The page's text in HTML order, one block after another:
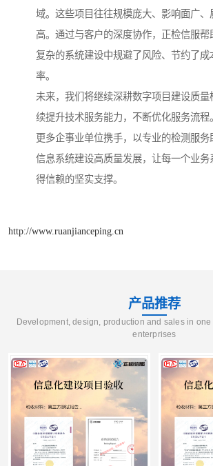
域。这些项目往往规模庞大、影响面广、
高。通过与客户的深度协作，正检信服帮
复杂的系统建设中规避了风险、节约了成
率。
未来，我们将继续深耕数字项目建设质量
续提升技术服务能力，不断优化服务流程
更多企事业单位携手，以专业的检测服务
信息系统建设高质量发展，让每一个业务
得信赖的坚实支撑。
http://www.ruanjianceping.cn
产品推荐
Development, design, production and sales in
enterprises